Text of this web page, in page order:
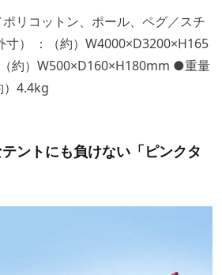
リコットン、ポール、ペグ／スチ
） ：（約）W4000×D3200×H165
約）W500×D160×H180mm ●重量
）4.4kg
ントにも負けない「ピンクタ